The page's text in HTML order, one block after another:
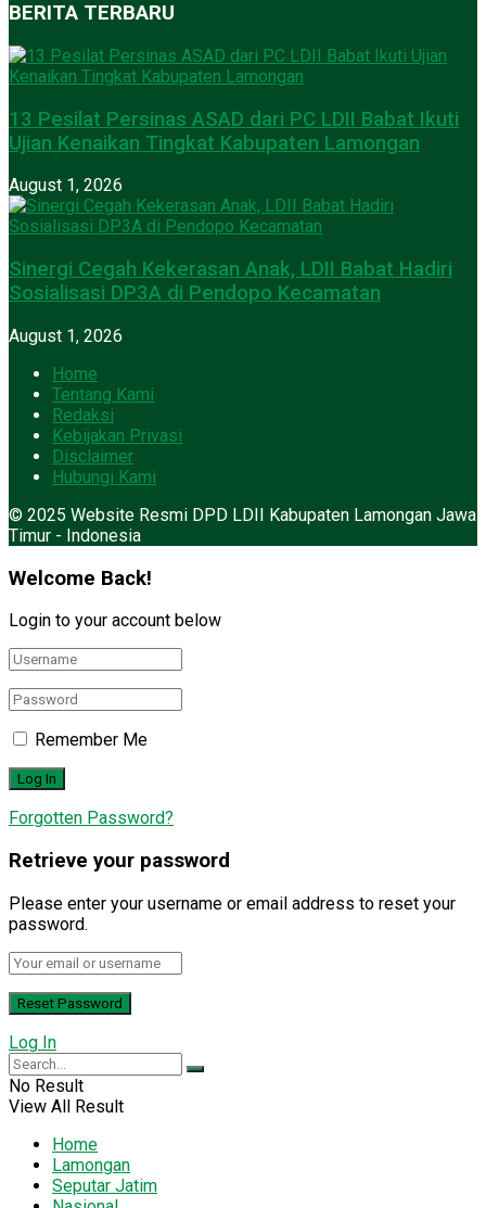
BERITA TERBARU
13 Pesilat Persinas ASAD dari PC LDII Babat Ikuti
Ujian Kenaikan Tingkat Kabupaten Lamongan
August 1, 2026
Sinergi Cegah Kekerasan Anak, LDII Babat Hadiri
Sosialisasi DP3A di Pendopo Kecamatan
August 1, 2026
Home
Tentang Kami
Redaksi
Kebijakan Privasi
Disclaimer
Hubungi Kami
© 2025 Website Resmi DPD LDII Kabupaten Lamongan Jawa
Timur - Indonesia
Welcome Back!
Login to your account below
Remember Me
Forgotten Password?
Retrieve your password
Please enter your username or email address to reset your
password.
Log In
No Result
View All Result
Home
Lamongan
Seputar Jatim